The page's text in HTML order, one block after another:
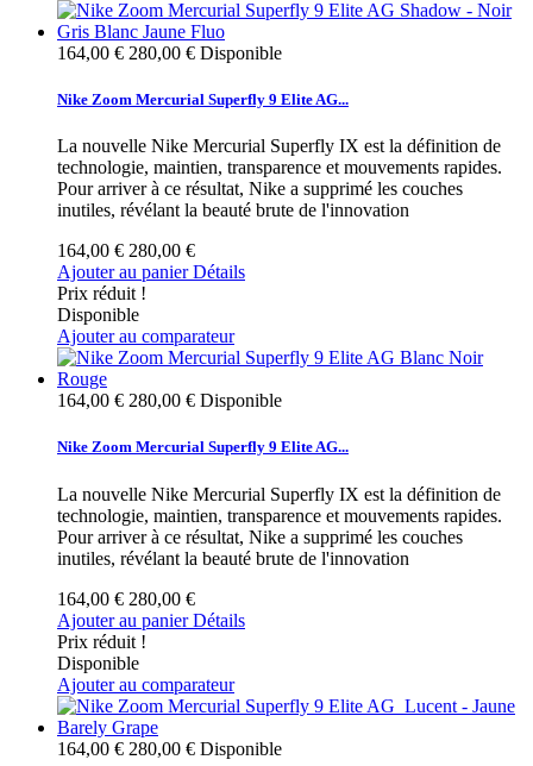
164,00 € 280,00 € Disponible
Nike Zoom Mercurial Superfly 9 Elite AG...
La nouvelle Nike Mercurial Superfly IX est la définition de
technologie, maintien, transparence et mouvements rapides.
Pour arriver à ce résultat, Nike a supprimé les couches
inutiles, révélant la beauté brute de l'innovation
164,00 € 280,00 €
Ajouter au panier Détails
Prix réduit !
Disponible
Ajouter au comparateur
164,00 € 280,00 € Disponible
Nike Zoom Mercurial Superfly 9 Elite AG...
La nouvelle Nike Mercurial Superfly IX est la définition de
technologie, maintien, transparence et mouvements rapides.
Pour arriver à ce résultat, Nike a supprimé les couches
inutiles, révélant la beauté brute de l'innovation
164,00 € 280,00 €
Ajouter au panier Détails
Prix réduit !
Disponible
Ajouter au comparateur
164,00 € 280,00 € Disponible